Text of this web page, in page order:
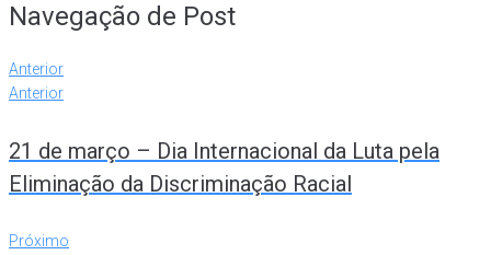
Navegação de Post
Anterior
Anterior
21 de março – Dia Internacional da Luta pela
Eliminação da Discriminação Racial
Próximo